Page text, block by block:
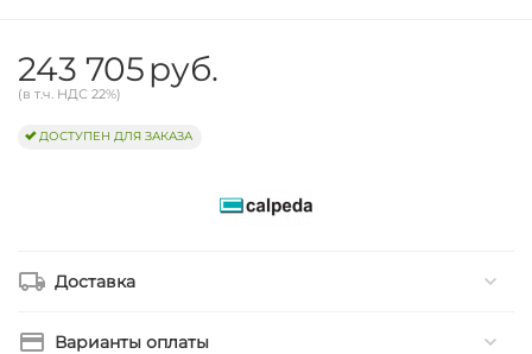
243 705руб.
(в т.ч. НДС 22%)
ДОСТУПЕН ДЛЯ ЗАКАЗА
Доставка
Варианты оплаты